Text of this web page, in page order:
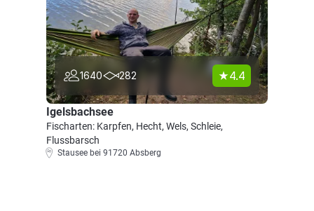
1640 282 4.4
Igelsbachsee
Fischarten: Karpfen, Hecht, Wels, Schleie,
Flussbarsch
Stausee bei 91720 Absberg